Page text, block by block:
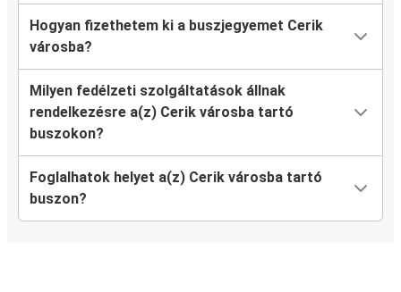
Hogyan fizethetem ki a buszjegyemet Cerik
városba?
Milyen fedélzeti szolgáltatások állnak
rendelkezésre a(z) Cerik városba tartó
buszokon?
Foglalhatok helyet a(z) Cerik városba tartó
buszon?